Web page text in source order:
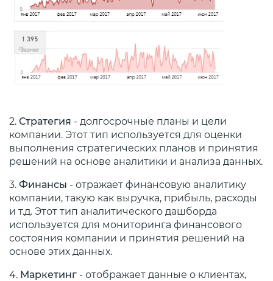
2. Стратегия - долгосрочные планы и цели
компании. Этот тип используется для оценки
выполнения стратегических планов и принятия
решений на основе аналитики и анализа данных.
3. Финансы - отражает финансовую аналитику
компании, такую как выручка, прибыль, расходы
и т.д. Этот тип аналитического дашборда
используется для мониторинга финансового
состояния компании и принятия решений на
основе этих данных.
4. Маркетинг - отображает данные о клиентах,